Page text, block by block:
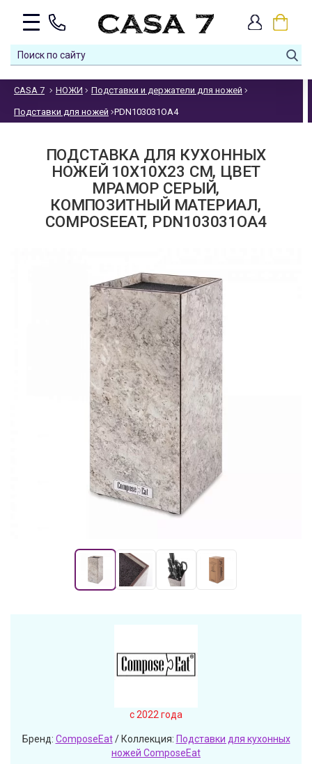
CASA 7 НОЖИ Подставки и держатели для ножей
Подставки для ножей PDN103031OA4
ПОДСТАВКА ДЛЯ КУХОННЫХ
НОЖЕЙ 10Х10Х23 СМ, ЦВЕТ
МРАМОР СЕРЫЙ,
КОМПОЗИТНЫЙ МАТЕРИАЛ,
COMPOSEEAT, PDN103031OA4
c 2022 года
Бренд: ComposeEat/ Коллекция: Подставки для кухонных
ножей ComposeEat